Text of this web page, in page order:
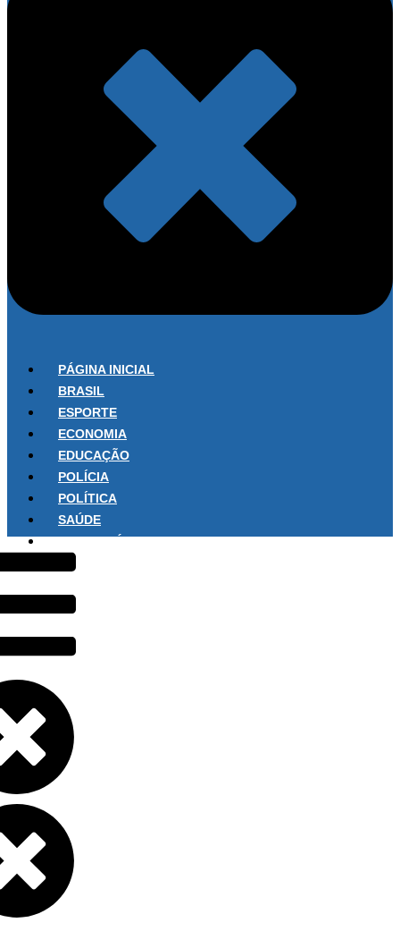
PÁGINA INICIAL
BRASIL
ESPORTE
ECONOMIA
EDUCAÇÃO
POLÍCIA
POLÍTICA
SAÚDE
SOBRE NÓS